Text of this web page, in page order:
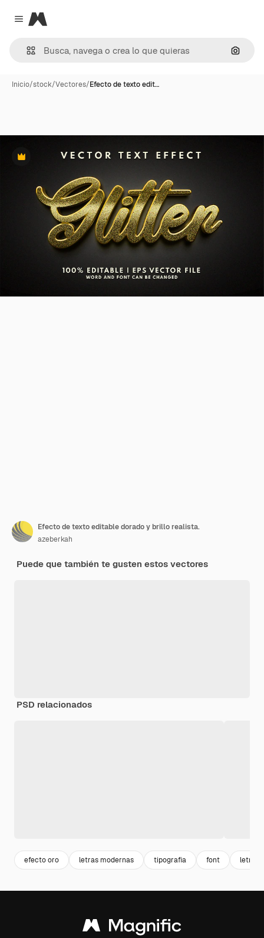
Close menu
Magnific
Inicio/stock/Vectores/Efecto de texto edit…
Premium
Efecto de texto editable dorado y brillo realista.
azeberkah
Puede que también te gusten estos vectores
PSD relacionados
efecto oro letras modernas tipografia font letras